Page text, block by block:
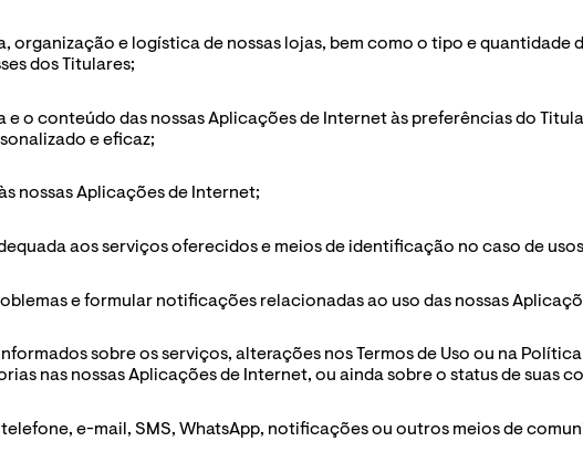
organização e logística de nossas lojas, bem como o tipo e quantidade
dos Titulares;
e o conteúdo das nossas Aplicações de Internet às preferências do
e eficaz;
nossas Aplicações de Internet;
aos serviços oferecidos e meios de identificação no caso de
e formular notificações relacionadas ao uso das nossas
sobre os serviços, alterações nos Termos de Uso ou na
nas nossas Aplicações de Internet, ou ainda sobre o status de suas
e-mail, SMS, WhatsApp, notificações ou outros meios de